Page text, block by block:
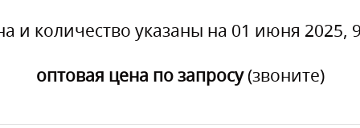
и количество указаны на 01 июня 2025,
оптовая цена по запросу(звоните)